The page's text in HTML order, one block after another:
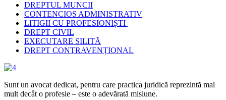
DREPTUL MUNCII
CONTENCIOS ADMINISTRATIV
LITIGII CU PROFESIONIȘTI
DREPT CIVIL
EXECUTARE SILITĂ
DREPT CONTRAVENȚIONAL
Sunt un avocat dedicat, pentru care practica juridică reprezintă mai
mult decât o profesie – este o adevărată misiune.